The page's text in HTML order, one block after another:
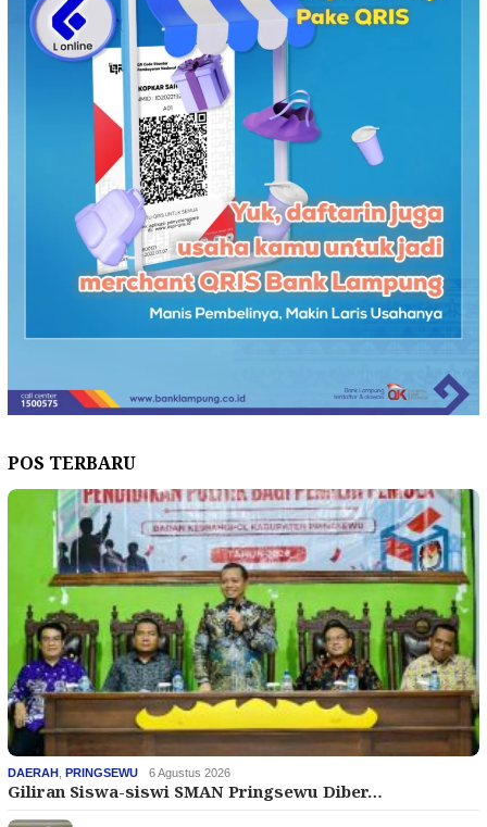
POS TERBARU
DAERAH PRINGSEWU 6 Agustus 2026
Giliran Siswa-siswi SMAN Pringsewu Diber…